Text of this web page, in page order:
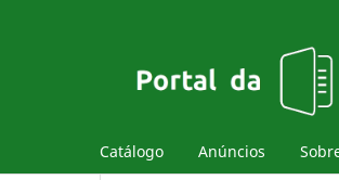
Catálogo Anúncios